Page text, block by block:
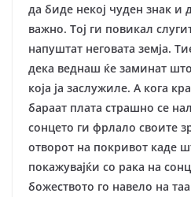
да биде некој чуден знак и
важно. Тој ги повикал
напуштат неговата земја.
дека веднаш ќе заминат
која ја заслужиле. А кога
бараат плата страшно се
сонцето ги фрлало своите
отворот на покривот каде
покажувајќи со рака на
божеството го навело на